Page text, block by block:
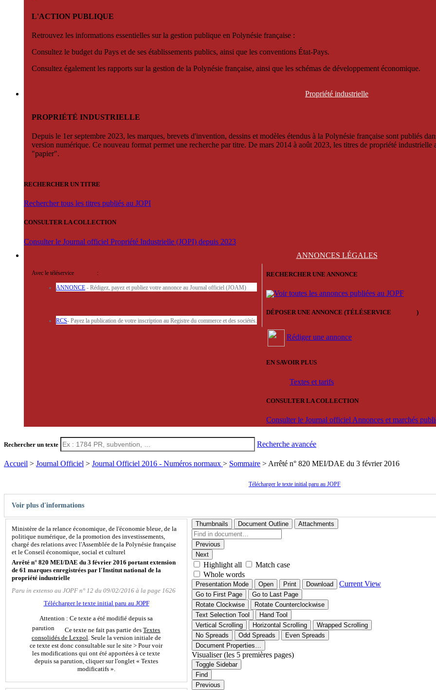
L'ACTION PUBLIQUE
Retrouvez les informations essentielles sur la gestion publique en Polynésie française :
Consultez le budget du Pays et de ses établissements publics, ainsi que les conventions État-Pays.
Consultez également les rapports sur la gestion de la Polynésie française, ainsi que les schémas de développement économique.
Propriété industrielle
PROPRIÉTÉ INDUSTRIELLE
Depuis le 1er septembre 2023, les marques, brevets d'invention, dessins et modèles étendus à la Polynésie française sont publiés
version numérique. Ce nouveau format permet une recherche par titre. De mars 2014 à août 2023, les titres de propriété
"papier".
RECHERCHER UN TITRE
Rechercher tous les titres publiés au JOPI
CONSULTER LA COLLECTION
Consulter le Journal officiel Propriété Industrielle (JOPI) depuis 2023
ANNONCES LÉGALES
Avec le téléservice :
ANNONCE - Rédigez, payez et publiez votre annonce au Journal officiel (JOAM)
RCS- Payez la publication de votre inscription au Registre du commerce et des sociétés.
RECHERCHER UNE ANNONCE
Voir toutes les annonces publiées au JOPF
DÉPOSER UNE ANNONCE (TÉLÉSERVICE )
Rédiger une annonce
EN SAVOIR PLUS
Textes et tarifs
CONSULTER LA COLLECTION
Consulter le Journal officiel Annonces et marchés
Rechercher un texte Recherche avancée
Accueil > Journal Officiel > Journal Officiel 2016 - Numéros normaux > Sommaire > Arrêté n° 820 MEI/DAE du 3 février 2016
Télécharger le texte initial paru au JOPF
Voir plus d'informations
Ministère de la relance économique, de l'économie bleue, de la
politique numérique, de la promotion des investissements,
chargé des relations avec l'Assemblée de la Polynésie française
et le Conseil économique, social et culturel
Arrêté n° 820 MEI/DAE du 3 février 2016 portant extension
de 61 marques enregistrées par l'Institut national de la
propriété industrielle
Paru in extenso au JOPF n° 12 du 09/02/2016 à la page 1626
Télécharger le texte initial paru au JOPF
Attention : Ce texte a été modifié depuis sa
parution
Ce texte ne fait pas partie desTextes
consolidés de Lexpol . Seule la version initiale de
ce texte est donc consultable sur le site > Pour voir
les modifications qui ont été apportées à ce texte
depuis sa parution, cliquer sur l'onglet « Textes
modificatifs ».
Thumbnails Document Outline Attachments
Previous
Next
Highlight all
Match case
Whole words
Presentation Mode Open Print Download Current View
Go to First Page
Go to Last Page
Rotate Clockwise
Rotate Counterclockwise
Text Selection Tool
Hand Tool
Vertical Scrolling
Horizontal Scrolling
Wrapped Scrolling
No Spreads
Odd Spreads
Even Spreads
Document Properties…
Visualiser (les 5 premières pages)
Toggle Sidebar
Find
Previous